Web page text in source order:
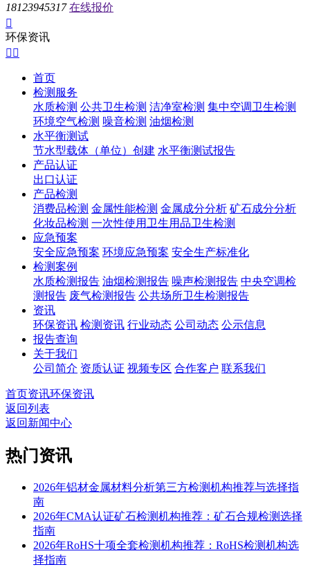
18123945317 在线报价

环保资讯
 
首页
检测服务
水质检测 公共卫生检测 洁净室检测 集中空调卫生检测
环境空气检测 噪音检测 油烟检测
水平衡测试
节水型载体（单位）创建 水平衡测试报告
产品认证
出口认证
产品检测
消费品检测 金属性能检测 金属成分分析 矿石成分分析
化妆品检测 一次性使用卫生用品卫生检测
应急预案
安全应急预案 环境应急预案 安全生产标准化
检测案例
水质检测报告 油烟检测报告 噪声检测报告 中央空调检
测报告 废气检测报告 公共场所卫生检测报告
资讯
环保资讯 检测资讯 行业动态 公司动态 公示信息
报告查询
关于我们
公司简介 资质认证 视频专区 合作客户 联系我们
首页资讯环保资讯
返回列表
返回新闻中心
热门资讯
2026年铝材金属材料分析第三方检测机构推荐与选择指
南
2026年CMA认证矿石检测机构推荐：矿石合规检测选择
指南
2026年RoHS十项全套检测机构推荐：RoHS检测机构选
择指南